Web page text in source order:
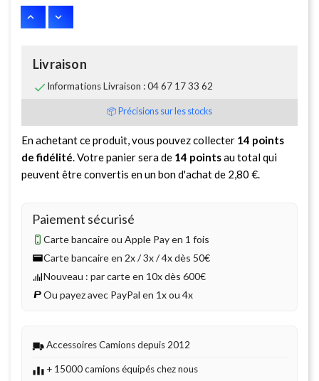
Livraison
Informations Livraison : 04 67 17 33 62
📦 Précisions sur les stocks
En achetant ce produit, vous pouvez collecter 14 points
de fidélité. Votre panier sera de 14 pointsau total qui
peuvent être convertis en un bon d'achat de 2,80 €.
Paiement sécurisé
Carte bancaire ou Apple Pay en 1 fois
Carte bancaire en 2x / 3x / 4x dès 50€
Nouveau : par carte en 10x dès 600€
Ou payez avec PayPal en 1x ou 4x
Accessoires Camions depuis 2012
+ 15000 camions équipés chez nous